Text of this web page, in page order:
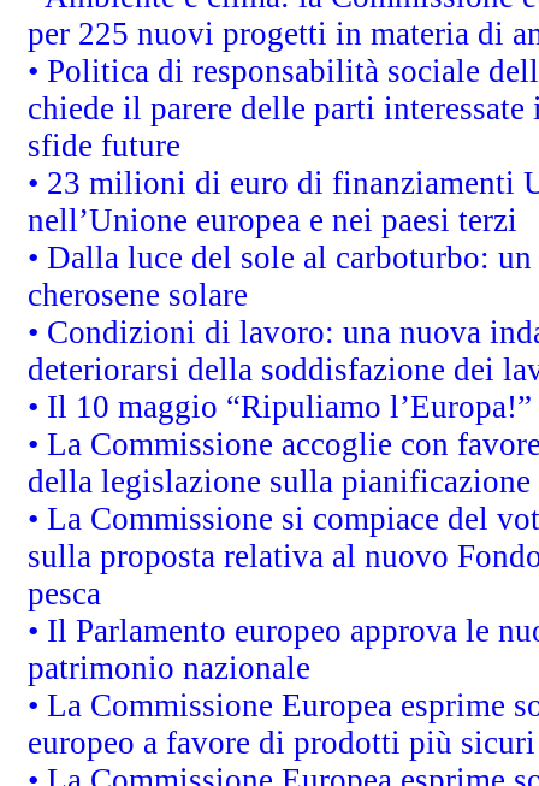
per 225 nuovi progetti in materia di
• Politica di responsabilità sociale
chiede il parere delle parti
sfide future
• 23 milioni di euro di finanziamenti
nell’Unione europea e nei paesi terzi
• Dalla luce del sole al carboturbo:
cherosene solare
• Condizioni di lavoro: una nuova
deteriorarsi della soddisfazione dei
• Il 10 maggio “Ripuliamo l’Europa!”
• La Commissione accoglie con
della legislazione sulla
• La Commissione si compiace del
sulla proposta relativa al nuovo
pesca
• Il Parlamento europeo approva le
patrimonio nazionale
• La Commissione Europea esprime
europeo a favore di prodotti più